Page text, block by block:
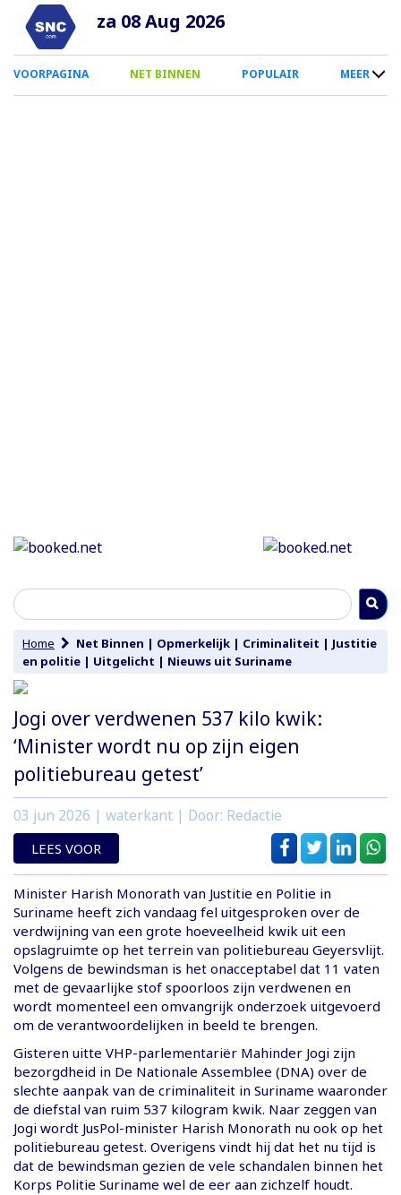
Overslaan
naar
inhoud
za 08 Aug 2026
0
Smartphone
VOORPAGINA NET BINNEN POPULAIR MEER
Home Net Binnen | Opmerkelijk | Criminaliteit | Justitie
en politie | Uitgelicht | Nieuws uit Suriname
Jogi over verdwenen 537 kilo kwik:
‘Minister wordt nu op zijn eigen
politiebureau getest’
03 jun 2026 | waterkant | Door: Redactie
LEES VOOR
Minister Harish Monorath van Justitie en Politie in
Suriname heeft zich vandaag fel uitgesproken over de
verdwijning van een grote hoeveelheid kwik uit een
opslagruimte op het terrein van politiebureau Geyersvlijt.
Volgens de bewindsman is het onacceptabel dat 11 vaten
met de gevaarlijke stof spoorloos zijn verdwenen en
wordt momenteel een omvangrijk onderzoek uitgevoerd
om de verantwoordelijken in beeld te brengen.
Gisteren uitte VHP-parlementariër Mahinder Jogi zijn
bezorgdheid in De Nationale Assemblee (DNA) over de
slechte aanpak van de criminaliteit in Suriname waaronder
de diefstal van ruim 537 kilogram kwik. Naar zeggen van
Jogi wordt JusPol-minister Harish Monorath nu ook op het
politiebureau getest. Overigens vindt hij dat het nu tijd is
dat de bewindsman gezien de vele schandalen binnen het
Korps Politie Suriname wel de eer aan zichzelf houdt.